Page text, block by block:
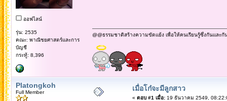
ออฟไลน์
รุ่น: 2535
คณะ: พาณิชยศาสตร์และการ
บัญชี
กระทู้: 8,396
@@ธรรมชาติสร้างความขัดแย้ง เพื่อให้คนเรียนรู้ซึ่งกันและกั
Platongkoh
Full Member เมื่อโก๋จะมีลูกสาว
« ตอบ #1 เมื่อ:19 ธันวาคม 2549,